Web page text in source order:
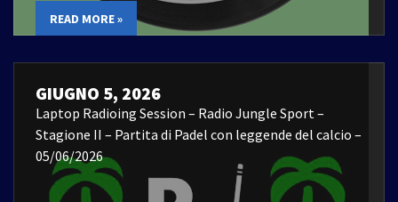
READ MORE »
GIUGNO 5, 2026
Laptop Radioing Session – Radio Jungle Sport –
Stagione II – Partita di Padel con leggende del calcio –
05/06/2026